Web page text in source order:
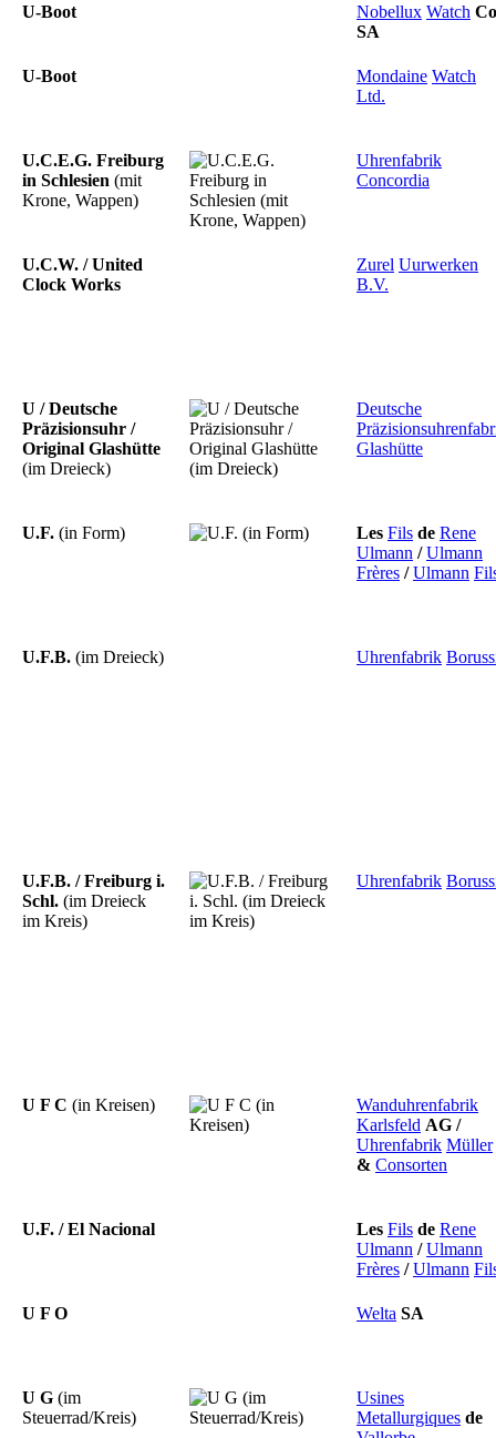
U-Boot Nobellux Watch
SA
U-Boot Mondaine Watch
Ltd.
U.C.E.G. Freiburg
in Schlesien (mit
Krone, Wappen)
Uhrenfabrik
Concordia
U.C.W. / United
Clock Works
Zurel Uurwerken
B.V.
U / Deutsche
Präzisionsuhr /
Original Glashütte
(im Dreieck)
Deutsche
Glashütte
U.F. (in Form) Les Fils de Rene
Ulmann /Ulmann
Frères /Ulmann
U.F.B. (im Dreieck) Uhrenfabrik
U.F.B. / Freiburg i.
Schl. (im Dreieck
im Kreis)
Uhrenfabrik
U F C (in Kreisen)
Wanduhrenfabrik
Karlsfeld AG /
Uhrenfabrik Müller
& Consorten
U.F. / El Nacional Les Fils de Rene
Ulmann /Ulmann
Frères /Ulmann
U F O Welta SA
U G (im
Steuerrad/Kreis)
Usines
Metallurgiques de